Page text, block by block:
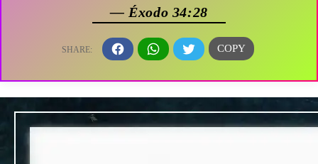
— Éxodo 34:28